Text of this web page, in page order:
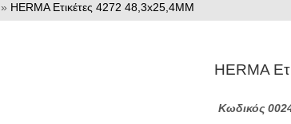
» HERMA Ετικέτες 4272 48,3x25,4MM
HERMA
Kωδικός